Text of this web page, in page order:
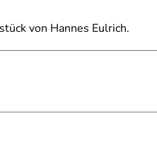
von Hannes Eulrich.